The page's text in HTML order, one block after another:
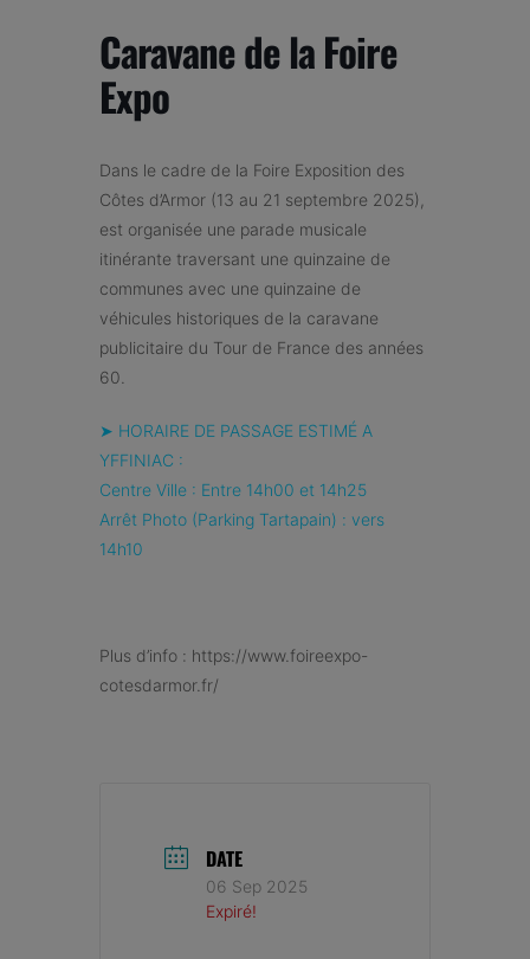
Caravane de la Foire
Expo
Dans le cadre de la Foire Exposition des
Côtes d’Armor (13 au 21 septembre 2025),
est organisée une parade musicale
itinérante traversant une quinzaine de
communes avec une quinzaine de
véhicules historiques de la caravane
publicitaire du Tour de France des années
60.
➤ HORAIRE DE PASSAGE ESTIMÉ A
YFFINIAC :
Centre Ville : Entre 14h00 et 14h25
Arrêt Photo (Parking Tartapain) : vers
14h10
Plus d’info : https://www.foireexpo-
cotesdarmor.fr/
DATE
06 Sep 2025
Expiré!